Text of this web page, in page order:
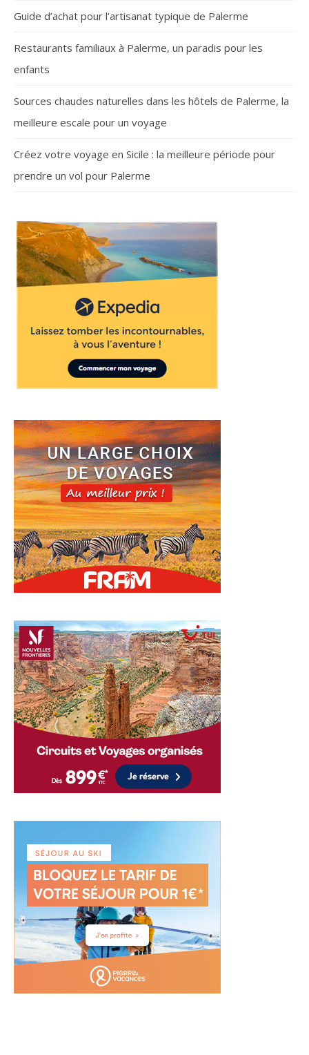
Guide d’achat pour l’artisanat typique de Palerme
Restaurants familiaux à Palerme, un paradis pour les
enfants
Sources chaudes naturelles dans les hôtels de Palerme, la
meilleure escale pour un voyage
Créez votre voyage en Sicile : la meilleure période pour
prendre un vol pour Palerme